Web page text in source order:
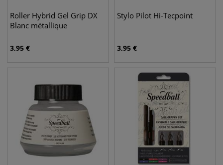
Roller Hybrid Gel Grip DX
Blanc métallique
3,95 €
Stylo Pilot Hi-Tecpoint
3,95 €